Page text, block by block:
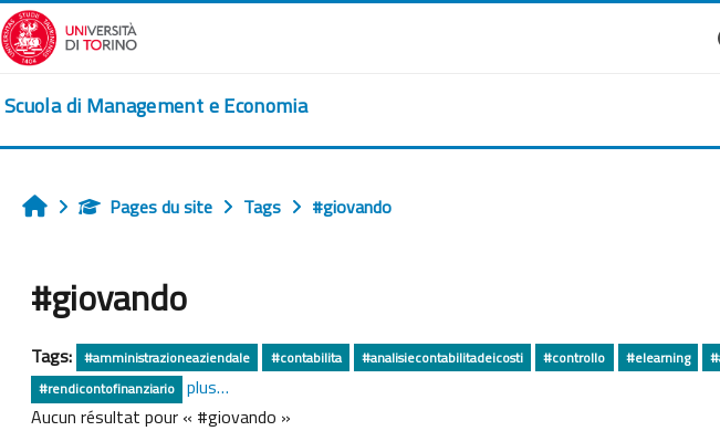
Passer au contenu principal
Scuola di Management e Economia
AccueilPages du site Tags #giovando
#giovando
Tags: #amministrazioneaziendale #contabilita #analisiecontabilitadeicosti #controllo #elearning
#rendicontofinanziario plus…
Aucun résultat pour « #giovando »